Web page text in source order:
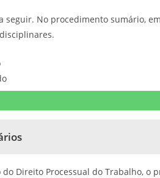
seguir. No procedimento sumário,
do Direito Processual do Trabalho, o